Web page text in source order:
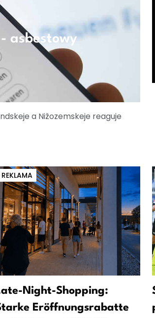
asbestowy
a Nižozemskeje reaguje
REKLAMA
Night-Shopping:
Eröffnungsrabatte